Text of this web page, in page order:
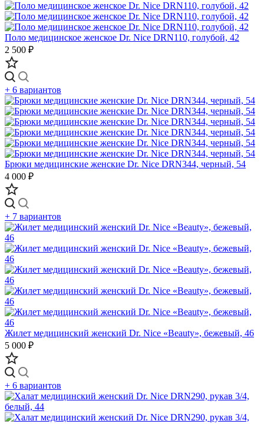
Поло медицинское женское Dr. Nice DRN110, голубой, 42
2 500 ₽
+ 6 вариантов
Брюки медицинские женские Dr. Nice DRN344, черный, 54
4 000 ₽
+ 7 вариантов
Жилет медицинский женский Dr. Nice «Beauty», бежевый, 46
5 000 ₽
+ 6 вариантов